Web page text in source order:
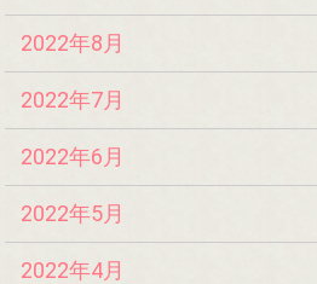
2022年8月
2022年7月
2022年6月
2022年5月
2022年4月